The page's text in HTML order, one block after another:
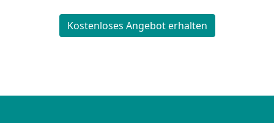
Kostenloses Angebot erhalten